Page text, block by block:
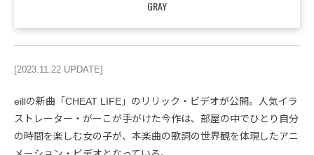
GRAY
[2023.11.22 UPDATE]
eillの新曲「CHEAT LIFE」のリリック・ビデオが公開。人気イラ
ストレーター・がーこが手がけた今作は、部屋の中でひとり自分
の時間を楽しむ女の子が、本楽曲の歌詞の世界観を体現したアニ